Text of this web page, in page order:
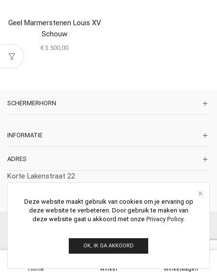
Geel Marmerstenen Louis XV
Schouw
€ 3.500,00
SCHERMERHORN
INFORMATIE
ADRES
Korte Lakenstraat 22
Nederland
© 2026 Schermerhorn Antieke Schouwen. All Rights Reserved.
Home Winkel Winkelwagen
Deze website maakt gebruik van cookies om je ervaring op
deze website te verbeteren. Door gebruik te maken van
deze website gaat u akkoord met onze Privacy Policy.
OK, IK GA AKKOORD